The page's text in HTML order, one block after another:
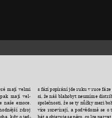
mají velmi
pak mají vel-
naše emoce.
zdroj
kdy o jed
s fází popírání jde ruku v ruce fáze
si, že náš blahobyt neumíme
společnosti, že se ty nůžky mezi
více rozevírají, a podvědomě se o
bát a objevuje se něco, co lze